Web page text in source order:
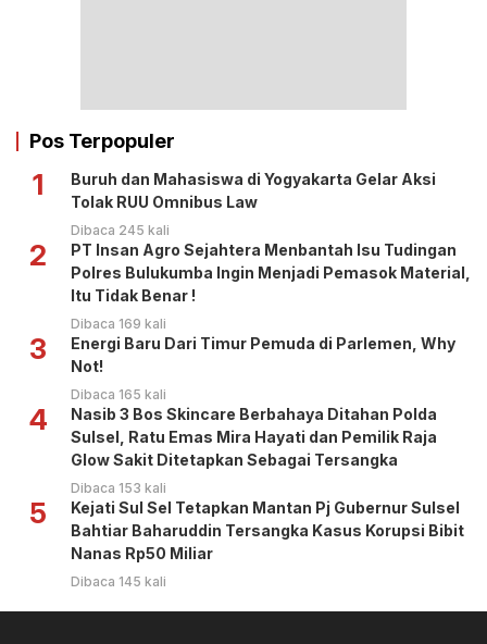
Pos Terpopuler
1
Buruh dan Mahasiswa di Yogyakarta Gelar Aksi
Tolak RUU Omnibus Law
Dibaca 245 kali
2
PT Insan Agro Sejahtera Menbantah Isu Tudingan
Polres Bulukumba Ingin Menjadi Pemasok Material,
Itu Tidak Benar !
Dibaca 169 kali
3
Energi Baru Dari Timur Pemuda di Parlemen, Why
Not!
Dibaca 165 kali
4
Nasib 3 Bos Skincare Berbahaya Ditahan Polda
Sulsel, Ratu Emas Mira Hayati dan Pemilik Raja
Glow Sakit Ditetapkan Sebagai Tersangka
Dibaca 153 kali
5
Kejati Sul Sel Tetapkan Mantan Pj Gubernur Sulsel
Bahtiar Baharuddin Tersangka Kasus Korupsi Bibit
Nanas Rp50 Miliar
Dibaca 145 kali